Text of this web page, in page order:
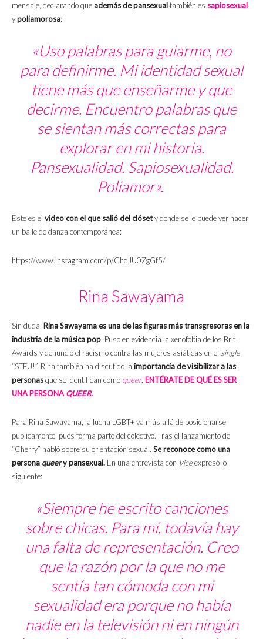
mensaje, declarando que además de pansexualtambién es sapiosexual
ypoliamorosa:
«Uso palabras para guiarme, no
para definirme. Mi identidad sexual
tiene más que enseñarme y que
decirme. Encuentro palabras que
se sientan más correctas para
explorar en mi historia.
Pansexualidad. Sapiosexualidad.
Poliamor».
Este es el video con el que salió del clósety donde se le puede ver hacer
un baile de danza contemporánea:
https://www.instagram.com/p/ChdJU0ZgGf5/
Rina Sawayama
Sin duda, Rina Sawayama es una de las figuras más transgresoras en la
industria de la música pop. Puso en evidencia la xenofobia de los Brit
Awards y denunció el racismo contra las mujeres asiáticas en el single
“STFU!”. Rina también ha discutido la importancia de visibilizar a las
personasque se identifican como queer. ENTÉRATE DE QUÉ ES SER
UNA PERSONAQUEER.
Para Rina Sawayama, la lucha LGBT+ va más allá de posicionarse
públicamente, pues forma parte del colectivo. Tras el lanzamiento de
“Cherry” habló sobre su orientación sexual. Se reconoce como una
persona queery pansexual. En una entrevista con Viceexpresó lo
siguiente:
«Siempre he escrito canciones
sobre chicas. Para mí, todavía hay
una falta de representación. Creo
que la razón por la que no me
sentía tan cómoda con mi
sexualidad era porque no había
nadie en la televisión ni en ningún